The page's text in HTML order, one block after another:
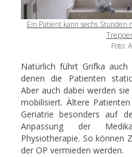
Ein Patient kann sechs
Foto:
Natürlich führt Grifka
denen die Patienten
Aber auch dabei werden
mobilisiert. Ältere
Geriatrie besonders auf
Anpassung der
Physiotherapie. So können
der OP vermieden werden.